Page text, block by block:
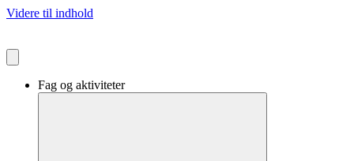
Videre til indhold
Fag og aktiviteter